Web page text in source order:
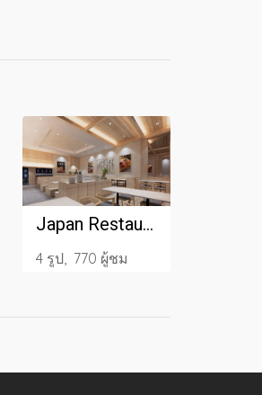
Japan Restaurant
4 รูป, 770 ผู้ชม